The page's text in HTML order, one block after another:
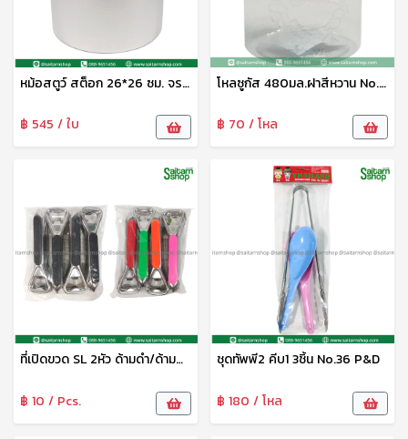
หม้อสตูว์ สต็อก 26*26 ซม. จระเข้
฿ 545 / ใบ
โหลซูกัส 480มล.ฝาสีหวาน No.049-S เบสกลาส
฿ 70 / โหล
ที่เปิดขวด SL 2หัว ด้ามดำ/ด้ามสี P&D
฿ 10 / Pcs.
ชุดทัพพี2 คีบ1 3ชิ้น No.36 P&D
฿ 180 / โหล